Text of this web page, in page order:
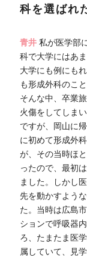
科を選ばれ
青井私が医学部
科で大学にはあ
大学にも例にも
も形成外科のこ
そんな中、卒業
火傷をしてしま
ですが、岡山に
に初めて形成外
が、その当時ほ
ったので、最初
ました。しかし
先を動かすよう
た。当時は広島
ションで呼吸器
ろ、たまたま医
属していて、見